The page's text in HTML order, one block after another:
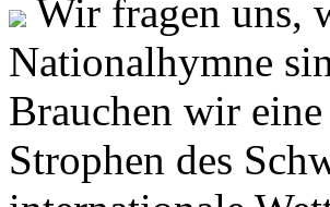
Wir fragen uns,
Nationalhymne
Brauchen wir
Strophen des